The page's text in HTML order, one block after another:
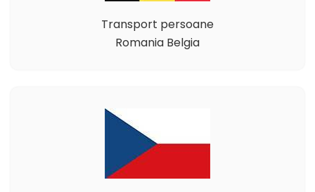
Transport persoane
Romania Belgia